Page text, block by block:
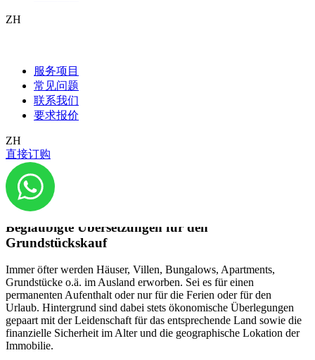
ZH
服务项目
常见问题
联系我们
要求报价
ZH
直接订购
Grundstückskauf
Haben Sie vor ein Grundstück im Ausland zu erwerben? Oder
haben Sie vielleicht erst vor kurzem ein Grundstück im Ausland
gekauft? Wenn eines der beschriebenen Situationen auf Sie zutrifft,
sollten Sie sich diesen Blogbeitrag zu Herzen nehmen. Beglaubigte
Übersetzungen können beim Grundstückskauf im Ausland so einige
Schwierigkeiten vorbeugen und vereinfachen sowie den ganzen
Prozess beschleunigen. Wieso und warum beglaubigte
Übersetzungen für den Grundstückskauf relevant sind und an wen
Sie sich wenden können, erfahren Sie in diesem Blogbeitrag.
Beglaubigte Übersetzungen für den
Grundstückskauf
Immer öfter werden Häuser, Villen, Bungalows, Apartments,
Grundstücke o.ä. im Ausland erworben. Sei es für einen
permanenten Aufenthalt oder nur für die Ferien oder für den
Urlaub. Hintergrund sind dabei stets ökonomische Überlegungen
gepaart mit der Leidenschaft für das entsprechende Land sowie die
finanzielle Sicherheit im Alter und die geographische Lokation der
Immobilie.